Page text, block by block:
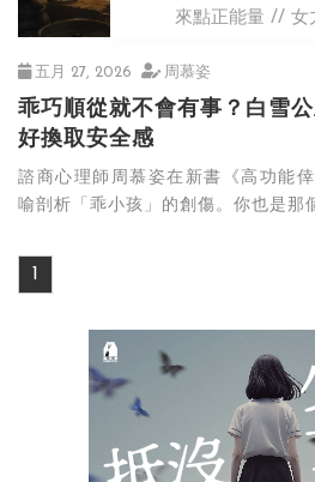
來點正能量 女
五月 27, 2026 周慕姿
乖巧順從就不會有事？白雪
好換取安全感
諮商心理師周慕姿在新書《高功能
喻剖析「乖小孩」的創傷。你也是那
1